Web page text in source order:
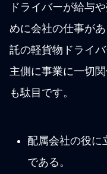
ドライバーが給与
めに会社の仕事が
託の軽貨物ドライ
主側に事業に一切
も駄目です。
配属会社の役に
である。